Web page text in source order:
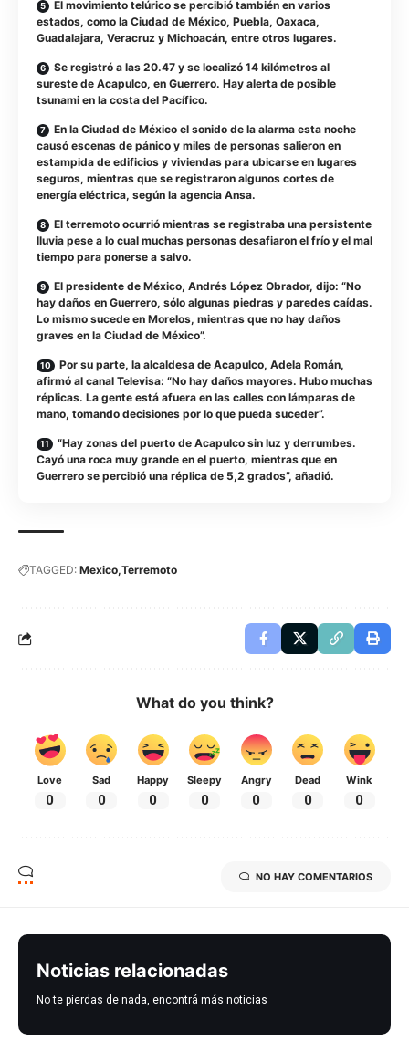
El movimiento telúrico se percibió también en varios
estados, como la Ciudad de México, Puebla, Oaxaca,
Guadalajara, Veracruz y Michoacán, entre otros lugares.
Se registró a las 20.47 y se localizó 14 kilómetros al
sureste de Acapulco, en Guerrero. Hay alerta de posible
tsunami en la costa del Pacífico.
En la Ciudad de México el sonido de la alarma esta noche
causó escenas de pánico y miles de personas salieron en
estampida de edificios y viviendas para ubicarse en lugares
seguros, mientras que se registraron algunos cortes de
energía eléctrica, según la agencia Ansa.
El terremoto ocurrió mientras se registraba una persistente
lluvia pese a lo cual muchas personas desafiaron el frío y el mal
tiempo para ponerse a salvo.
El presidente de México, Andrés López Obrador, dijo: “No
hay daños en Guerrero, sólo algunas piedras y paredes caídas.
Lo mismo sucede en Morelos, mientras que no hay daños
graves en la Ciudad de México”.
Por su parte, la alcaldesa de Acapulco, Adela Román,
afirmó al canal Televisa: “No hay daños mayores. Hubo muchas
réplicas. La gente está afuera en las calles con lámparas de
mano, tomando decisiones por lo que pueda suceder”.
“Hay zonas del puerto de Acapulco sin luz y derrumbes.
Cayó una roca muy grande en el puerto, mientras que en
Guerrero se percibió una réplica de 5,2 grados”, añadió.
TAGGED: Mexico Terremoto
What do you think?
Love
0
Sad
0
Happy
0
Sleepy
0
Angry
0
Dead
0
Wink
0
NO HAY COMENTARIOS
Noticias relacionadas
No te pierdas de nada, encontrá más noticias